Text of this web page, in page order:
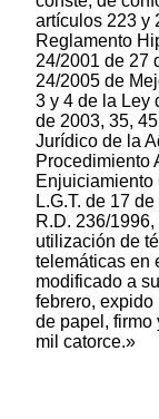
artículos 223 y
Reglamento
24/2001 de 27
24/2005 de
3 y 4 de la Ley
de 2003, 35,
Jurídico de la
Procedimiento
Enjuiciamiento
L.G.T. de 17
R.D. 236/
utilización de
telemáticas en
modificado a
febrero,
de papel, firmo
mil catorce.»